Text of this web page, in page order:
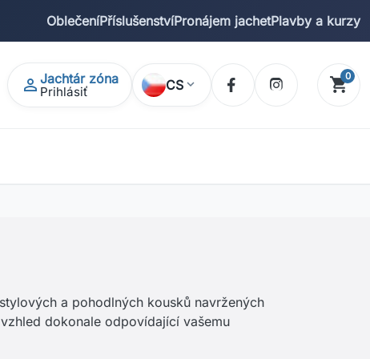
OblečeníPříslušenstvíPronájem jachetPlavby a kurzy
person_outline Jachtár zóna
Prihlásiť CS expand_more shopping_cart0
0
a pohodlných kousků navržených
dokonale odpovídající vašemu